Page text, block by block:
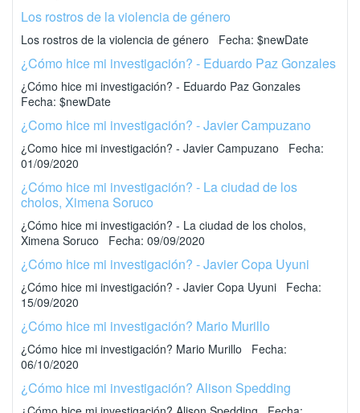
Los rostros de la violencia de género
Los rostros de la violencia de género Fecha: $newDate
¿Cómo hice mi investigación? - Eduardo Paz Gonzales
¿Cómo hice mi investigación? - Eduardo Paz Gonzales
Fecha: $newDate
¿Como hice mi investigación? - Javier Campuzano
¿Como hice mi investigación? - Javier Campuzano Fecha:
01/09/2020
¿Cómo hice mi investigación? - La ciudad de los
cholos, Ximena Soruco
¿Cómo hice mi investigación? - La ciudad de los cholos,
Ximena Soruco Fecha: 09/09/2020
¿Cómo hice mi investigación? - Javier Copa Uyuni
¿Cómo hice mi investigación? - Javier Copa Uyuni Fecha:
15/09/2020
¿Cómo hice mi investigación? Mario Murillo
¿Cómo hice mi investigación? Mario Murillo Fecha:
06/10/2020
¿Cómo hice mi investigación? Alison Spedding